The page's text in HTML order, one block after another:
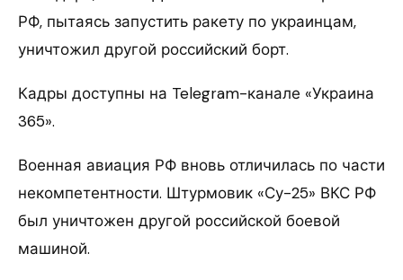
РФ, пытаясь запустить ракету по украинцам,
уничтожил другой российский борт.
Кадры доступны на Telegram-канале «Украина
365».
Военная авиация РФ вновь отличилась по части
некомпетентности. Штурмовик «Су-25» ВКС РФ
был уничтожен другой российской боевой
машиной.